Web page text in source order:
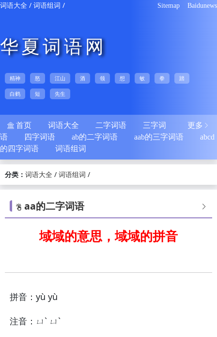
词语大全 / 词语组词 / Sitemap Baidunews
华夏词语网
精神 怒 江山 酒 领 想 敏 拳 踏
白鹤 短 先生
更多 
 首页 词语大全 二字词语
三字词
语
四字词语 ab的二字词语 aab的三字词语
abcd
的四字词语
词语组词
分类： 词语大全 / 词语组词 /

 aa的二字词语
域域的意思，域域的拼音
拼音：yù yù
注音：ㄩˋ ㄩˋ